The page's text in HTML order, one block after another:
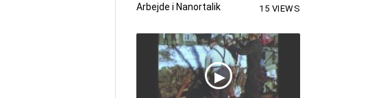
Arbejde i Nanortalik 15 VIEWS